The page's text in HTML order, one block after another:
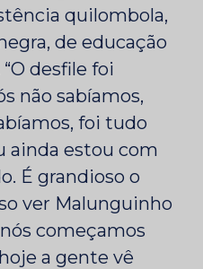
quilombola,
de educação
desfile foi
não sabíamos,
foi tudo
ainda estou com
É grandioso o
ver Malunguinho
começamos
a gente vê